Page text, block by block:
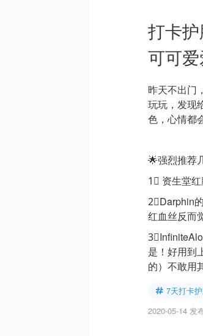
打卡
可可
昨天不出门
玩玩，发现
色，心情都
🌟强烈推荐
1⃣️ 资生堂
2⃣️Darphin
红血丝反而
是！好用到
的）不敢用
7天打卡
2020-05-14 发